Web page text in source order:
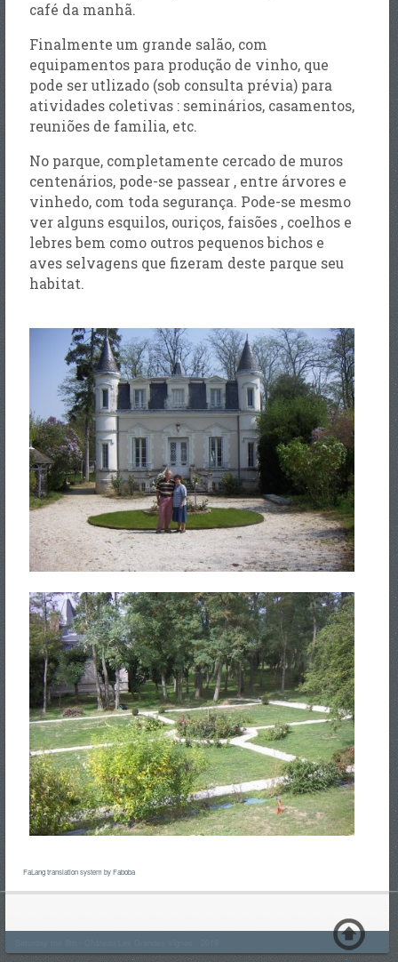
café da manhã.
Finalmente um grande salão, com
equipamentos para produção de vinho, que
pode ser utlizado (sob consulta prévia) para
atividades coletivas : seminários, casamentos,
reuniões de familia, etc.
No parque, completamente cercado de muros
centenários, pode-se passear , entre árvores e
vinhedo, com toda segurança. Pode-se mesmo
ver alguns esquilos, ouriços, faisões , coelhos e
lebres bem como outros pequenos bichos e
aves selvagens que fizeram deste parque seu
habitat.
FaLang translation system by Faboba